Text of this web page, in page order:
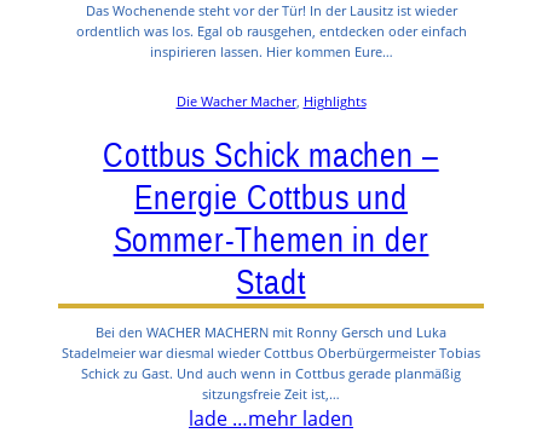
Das Wochenende steht vor der Tür! In der Lausitz ist wieder
ordentlich was los. Egal ob rausgehen, entdecken oder einfach
inspirieren lassen. Hier kommen Eure…
Die Wacher Macher, Highlights
Cottbus Schick machen –
Energie Cottbus und
Sommer-Themen in der
Stadt
Bei den WACHER MACHERN mit Ronny Gersch und Luka
Stadelmeier war diesmal wieder Cottbus Oberbürgermeister Tobias
Schick zu Gast. Und auch wenn in Cottbus gerade planmäßig
sitzungsfreie Zeit ist,…
lade …mehr laden